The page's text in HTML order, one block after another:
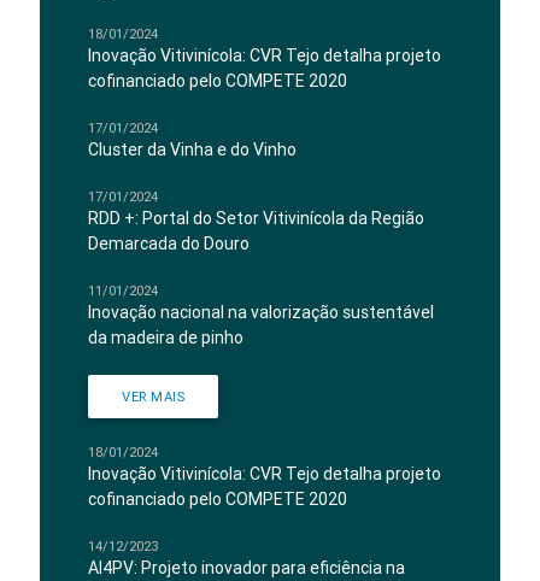
18/01/2024
Inovação Vitivinícola: CVR Tejo detalha projeto
cofinanciado pelo COMPETE 2020
17/01/2024
Cluster da Vinha e do Vinho
17/01/2024
RDD +: Portal do Setor Vitivinícola da Região
Demarcada do Douro
11/01/2024
Inovação nacional na valorização sustentável
da madeira de pinho
VER MAIS
18/01/2024
Inovação Vitivinícola: CVR Tejo detalha projeto
cofinanciado pelo COMPETE 2020
14/12/2023
AI4PV: Projeto inovador para eficiência na